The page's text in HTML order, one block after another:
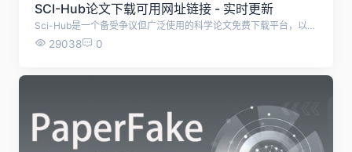
SCI-Hub论文下载可用网址链接 - 实时更新
Sci-Hub是一个备受争议但广泛使用的科学论文免费下载平台，以下是关于它的详细介绍： 1. 基本概况与创立背景 - 创建时间与创始人：由Alexandra Elbakyan于2011年创立，旨在打破学术出版商设置的付费壁垒，为全球科研人员提供免费获取论文的途径。 - 核心理念：主张“知识应自由共享”，认为高昂的商业订阅费用阻碍了科学研究的进步。 2. 功能与服务模式 - 自动化下载机制：用户输入论文的题目、DOI号或URL后，系统通过爬虫技术自动抓取并解析文献内容。。 - 资源规模：截至2020年底，已收集超过8500万篇研究论文和书籍，覆盖多学科领域。 3. 法律争议与运营挑战 - 版权纠纷：多次遭到主流出版商（如Elsevier、Wiley等）的法律诉讼。例如，2020年印度德里法院应诉方要求封锁网站；英国也获得针对它的封锁令。这些诉讼指控其大规模侵犯版权。 4. 可用链接 - 本站实时自动检测并更新SCI-Hub的可用网址链接 序号 访问链接 使用状态 1 https://www.sci-hub.se/ 可用 2 https://www.sci-hub.st/ 可用 3 https://www.sci-hub.ru/ 可用 4 https://www.sci-hub.in/ 可用 5 https://www.tesble.com/ 可用
29038 0